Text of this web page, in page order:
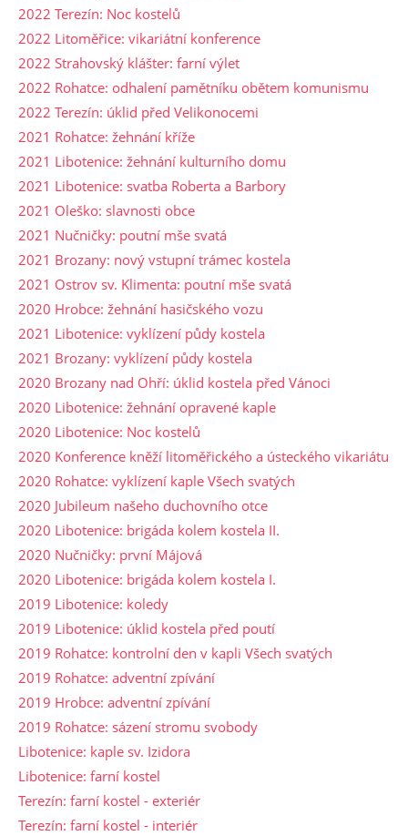
2022 Terezín: Noc kostelů
2022 Litoměřice: vikariátní konference
2022 Strahovský klášter: farní výlet
2022 Rohatce: odhalení pamětníku obětem komunismu
2022 Terezín: úklid před Velikonocemi
2021 Rohatce: žehnání kříže
2021 Libotenice: žehnání kulturního domu
2021 Libotenice: svatba Roberta a Barbory
2021 Oleško: slavnosti obce
2021 Nučničky: poutní mše svatá
2021 Brozany: nový vstupní trámec kostela
2021 Ostrov sv. Klimenta: poutní mše svatá
2020 Hrobce: žehnání hasičského vozu
2021 Libotenice: vyklízení půdy kostela
2021 Brozany: vyklízení půdy kostela
2020 Brozany nad Ohří: úklid kostela před Vánoci
2020 Libotenice: žehnání opravené kaple
2020 Libotenice: Noc kostelů
2020 Konference kněží litoměřického a ústeckého vikariátu
2020 Rohatce: vyklízení kaple Všech svatých
2020 Jubileum našeho duchovního otce
2020 Libotenice: brigáda kolem kostela II.
2020 Nučničky: první Májová
2020 Libotenice: brigáda kolem kostela I.
2019 Libotenice: koledy
2019 Libotenice: úklid kostela před poutí
2019 Rohatce: kontrolní den v kapli Všech svatých
2019 Rohatce: adventní zpívání
2019 Hrobce: adventní zpívání
2019 Rohatce: sázení stromu svobody
Libotenice: kaple sv. Izidora
Libotenice: farní kostel
Terezín: farní kostel - exteriér
Terezín: farní kostel - interiér